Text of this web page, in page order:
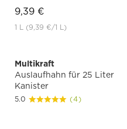
9,39 €
1 L (9,39 €/1 L)
Multikraft
Auslaufhahn für 25 Liter
Kanister
5.0 (4)